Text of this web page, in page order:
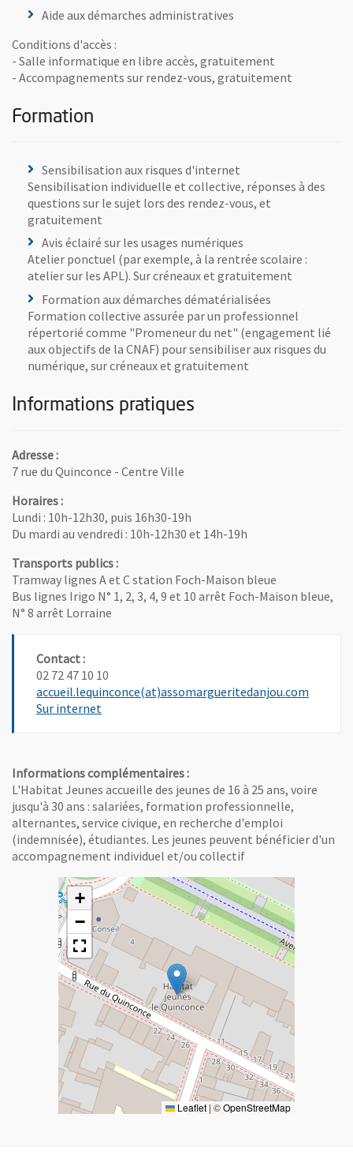
Aide aux démarches administratives
Conditions d'accès :
- Salle informatique en libre accès, gratuitement
- Accompagnements sur rendez-vous, gratuitement
Formation
Sensibilisation aux risques d'internet
Sensibilisation individuelle et collective, réponses à des
questions sur le sujet lors des rendez-vous, et
gratuitement
Avis éclairé sur les usages numériques
Atelier ponctuel (par exemple, à la rentrée scolaire :
atelier sur les APL). Sur créneaux et gratuitement
Formation aux démarches dématérialisées
Formation collective assurée par un professionnel
répertorié comme "Promeneur du net" (engagement lié
aux objectifs de la CNAF) pour sensibiliser aux risques du
numérique, sur créneaux et gratuitement
Informations pratiques
Adresse :
7 rue du Quinconce - Centre Ville
Horaires :
Lundi : 10h-12h30, puis 16h30-19h
Du mardi au vendredi : 10h-12h30 et 14h-19h
Transports publics :
Tramway lignes A et C station Foch-Maison bleue
Bus lignes Irigo N° 1, 2, 3, 4, 9 et 10 arrêt Foch-Maison bleue,
N° 8 arrêt Lorraine
Contact :
02 72 47 10 10
accueil.lequinconce(at)assomargueritedanjou.com
Sur internet
Informations complémentaires :
L'Habitat Jeunes accueille des jeunes de 16 à 25 ans, voire
jusqu'à 30 ans : salariées, formation professionnelle,
alternantes, service civique, en recherche d'emploi
(indemnisée), étudiantes. Les jeunes peuvent bénéficier d'un
accompagnement individuel et/ou collectif
+
−
Leaflet | ©OpenStreetMap